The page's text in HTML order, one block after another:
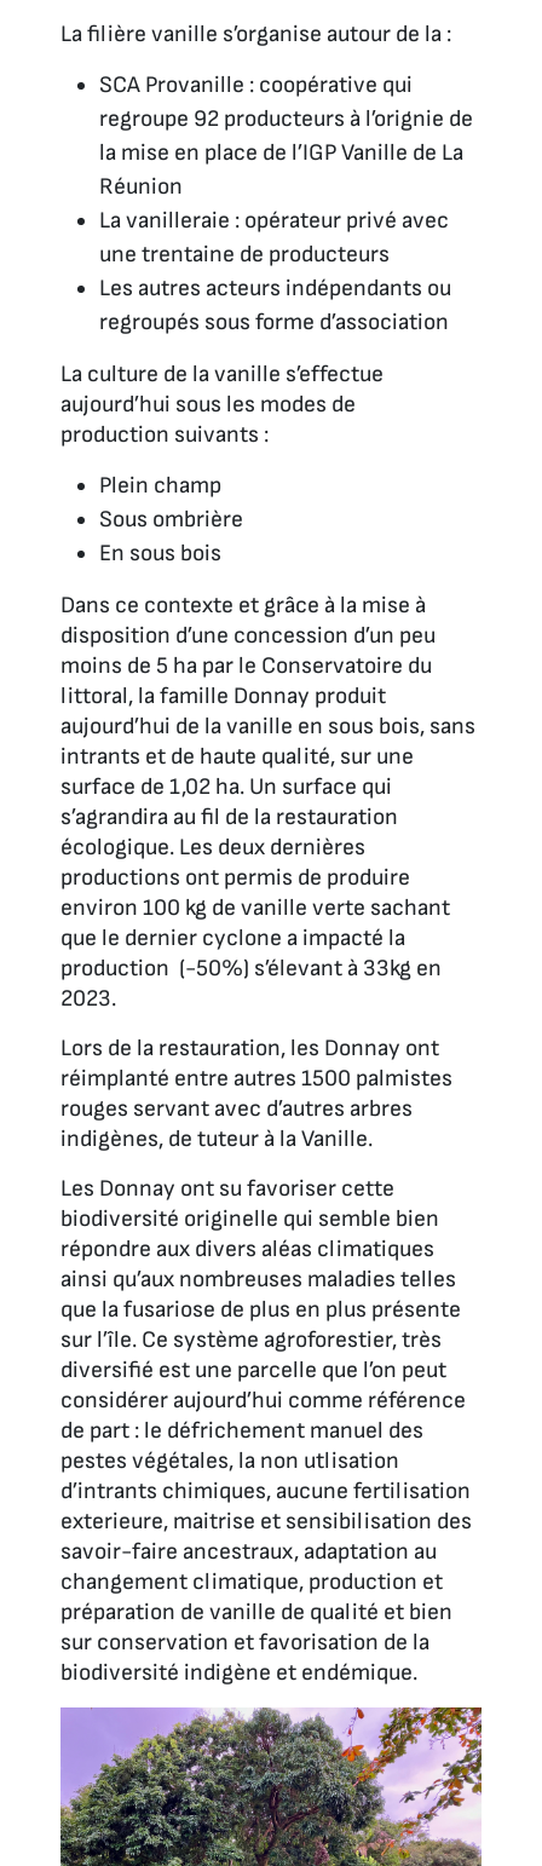
La filière vanille s’organise autour de la :
SCA Provanille : coopérative qui
regroupe 92 producteurs à l’orignie de
la mise en place de l’IGP Vanille de La
Réunion
La vanilleraie : opérateur privé avec
une trentaine de producteurs
Les autres acteurs indépendants ou
regroupés sous forme d’association
La culture de la vanille s’effectue
aujourd’hui sous les modes de
production suivants :
Plein champ
Sous ombrière
En sous bois
Dans ce contexte et grâce à la mise à
disposition d’une concession d’un peu
moins de 5 ha par le Conservatoire du
littoral, la famille Donnay produit
aujourd’hui de la vanille en sous bois, sans
intrants et de haute qualité, sur une
surface de 1,02 ha. Un surface qui
s’agrandira au fil de la restauration
écologique. Les deux dernières
productions ont permis de produire
environ 100 kg de vanille verte sachant
que le dernier cyclone a impacté la
production (-50%) s’élevant à 33kg en
2023.
Lors de la restauration, les Donnay ont
réimplanté entre autres 1500 palmistes
rouges servant avec d’autres arbres
indigènes, de tuteur à la Vanille.
Les Donnay ont su favoriser cette
biodiversité originelle qui semble bien
répondre aux divers aléas climatiques
ainsi qu’aux nombreuses maladies telles
que la fusariose de plus en plus présente
sur l’île. Ce système agroforestier, très
diversifié est une parcelle que l’on peut
considérer aujourd’hui comme référence
de part : le défrichement manuel des
pestes végétales, la non utlisation
d’intrants chimiques, aucune fertilisation
exterieure, maitrise et sensibilisation des
savoir-faire ancestraux, adaptation au
changement climatique, production et
préparation de vanille de qualité et bien
sur conservation et favorisation de la
biodiversité indigène et endémique.